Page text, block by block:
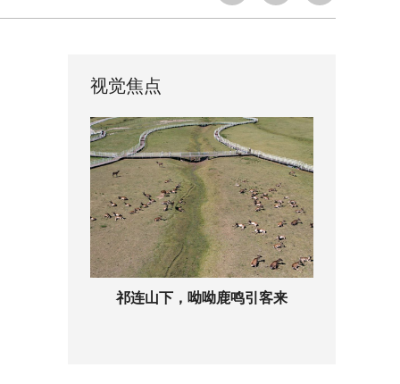
视觉焦点
祁连山下，呦呦鹿鸣引客来